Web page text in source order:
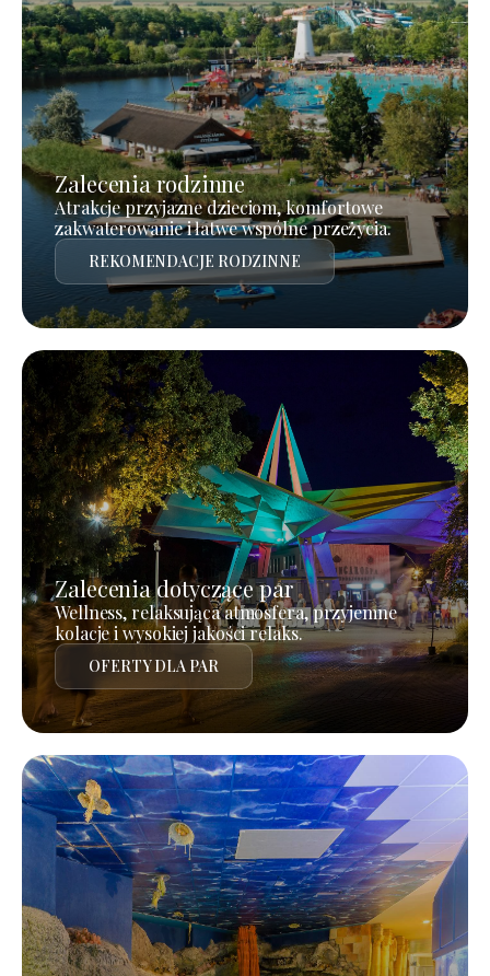
Zalecenia rodzinne
Atrakcje przyjazne dzieciom, komfortowe
zakwaterowanie i łatwe wspólne przeżycia.
REKOMENDACJE RODZINNE
Zalecenia dotyczące par
Wellness, relaksująca atmosfera, przyjemne
kolacje i wysokiej jakości relaks.
OFERTY DLA PAR